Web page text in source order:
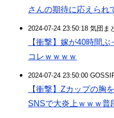
さんの期待に応えられ
2024-07-24 23:50:18 気団ま
【衝撃】嫁が40時間
コレｗｗｗｗ
2024-07-24 23:50:00
【衝撃】Zカップの胸
SNSで大炎上ｗｗｗ普